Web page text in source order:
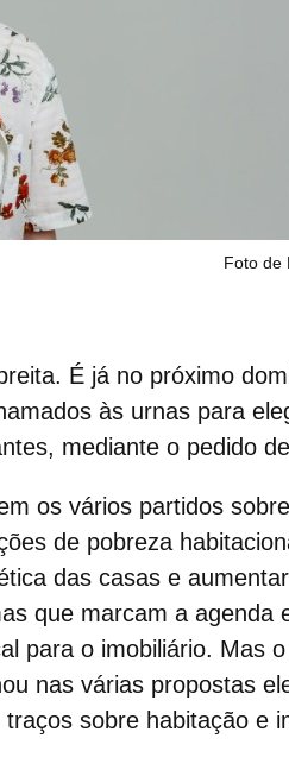
Foto de
É já no próximo
às urnas para
mediante o pedido de
os vários partidos
de pobreza
das casas e
que marcam a agenda
para o imobiliário. Mas
nas várias propostas
sobre habitação e